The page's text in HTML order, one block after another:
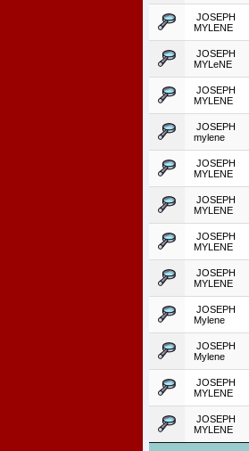
JOSEPH
MYLENE
JOSEPH
MYLeNE
JOSEPH
MYLENE
JOSEPH
mylene
JOSEPH
MYLENE
JOSEPH
MYLENE
JOSEPH
MYLENE
JOSEPH
MYLENE
JOSEPH
Mylene
JOSEPH
Mylene
JOSEPH
MYLENE
JOSEPH
MYLENE